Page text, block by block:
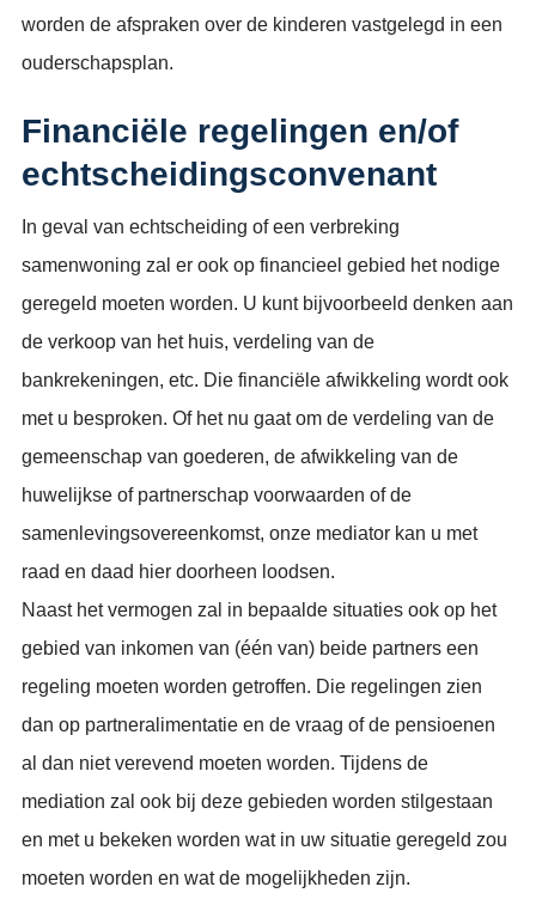
worden de afspraken over de kinderen vastgelegd in een
ouderschapsplan.
Financiële regelingen en/of
echtscheidingsconvenant
In geval van echtscheiding of een verbreking
samenwoning zal er ook op financieel gebied het nodige
geregeld moeten worden. U kunt bijvoorbeeld denken aan
de verkoop van het huis, verdeling van de
bankrekeningen, etc. Die financiële afwikkeling wordt ook
met u besproken. Of het nu gaat om de verdeling van de
gemeenschap van goederen, de afwikkeling van de
huwelijkse of partnerschap voorwaarden of de
samenlevingsovereenkomst, onze mediator kan u met
raad en daad hier doorheen loodsen.
Naast het vermogen zal in bepaalde situaties ook op het
gebied van inkomen van (één van) beide partners een
regeling moeten worden getroffen. Die regelingen zien
dan op partneralimentatie en de vraag of de pensioenen
al dan niet verevend moeten worden. Tijdens de
mediation zal ook bij deze gebieden worden stilgestaan
en met u bekeken worden wat in uw situatie geregeld zou
moeten worden en wat de mogelijkheden zijn.